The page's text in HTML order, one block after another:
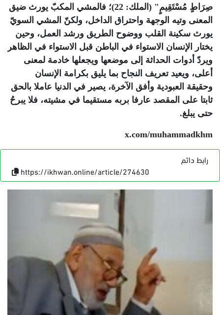
صِرَاطٍ مُسْتَقِيمٍ" (الملك: 22)؛ فالمشي المكبّ يورث ضيق
المعنى وتيه الوجهة واحتراق الداخل، ولكنّ المشي السويّ
يورث سكينة القلب ووضوح الطريق ورشد العمل، وحين
يختار الإنسان الاستواء في الباطن قبل الاستواء في الظاهر
ويردّ أدوات الحداثة إلى موضعها ويجعلها خادمة لمعنى
أعلى، ويعيد تعريف النجاح بما يليق بكرامة الإنسان
وحقيقة العبودية وأفق الآخرة، يصير في الدنيا عاملا بالحق
ثابتا على المقصد عارفا بربه مستقيما في مشيته، فلا يبرحُ
حتى يبلغ.
x.com/muhammadkhm
رابط دائم
https://ikhwan.online/article/274630